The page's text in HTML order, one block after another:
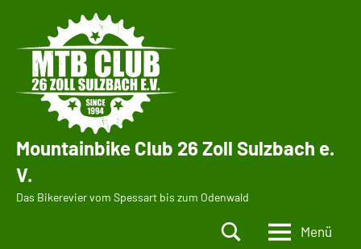
springen
Mountainbike Club 26 Zoll Sulzbach e.
V.
Das Bikerevier vom Spessart bis zum Odenwald
Menü